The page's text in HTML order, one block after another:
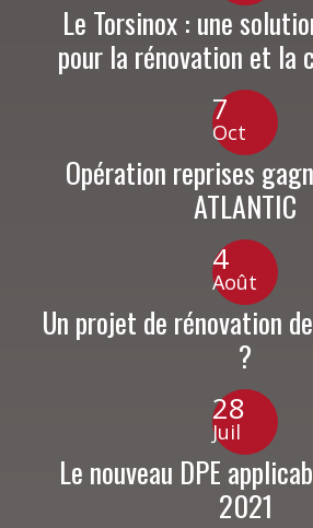
Le Torsinox : une
pour la rénovation et la
7
Oct
Opération reprises
ATLANTIC
4
Août
Un projet de rénovation
?
28
Juil
Le nouveau DPE
2021